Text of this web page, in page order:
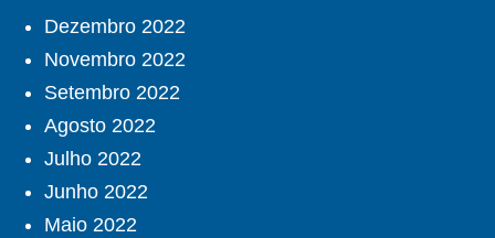
Dezembro 2022
Novembro 2022
Setembro 2022
Agosto 2022
Julho 2022
Junho 2022
Maio 2022